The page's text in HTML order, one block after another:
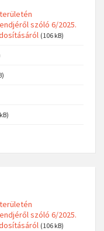
szóló 6/2025.
(106 kB)
szóló 6/2025.
(106 kB)